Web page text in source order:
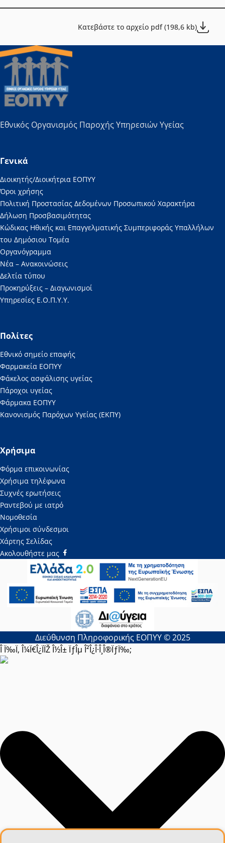
Κατεβάστε το αρχείο pdf (198,6 kb)
Εθνικός Οργανισμός Παροχής Υπηρεσιών Υγείας
Γενικά
Διοικητής/Διοικήτρια ΕΟΠΥΥ
Όροι χρήσης
Πολιτική Προστασίας Δεδομένων Προσωπικού Χαρακτήρα
Δήλωση Προσβασιμότητας
Κώδικας Ηθικής και Επαγγελματικής Συμπεριφοράς Υπαλλήλων
του Δημόσιου Τομέα
Οργανόγραμμα
Νέα – Ανακοινώσεις
Δελτία τύπου
Προκηρύξεις – Διαγωνισμοί
Υπηρεσίες Ε.Ο.Π.Υ.Υ.
Πολίτες
Εθνικό σημείο επαφής
Φαρμακεία ΕΟΠΥΥ
Φάκελος ασφάλισης υγείας
Πάροχοι υγείας
Φάρμακα ΕΟΠΥΥ
Κανονισμός Παρόχων Υγείας (ΕΚΠΥ)
Χρήσιμα
Φόρμα επικοινωνίας
Χρήσιμα τηλέφωνα
Συχνές ερωτήσεις
Ραντεβού με ιατρό
Νομοθεσία
Χρήσιμοι σύνδεσμοι
Χάρτης Σελίδας
Ακολουθήστε μας
Διεύθυνση Πληροφορικής ΕΟΠΥΥ © 2025
Î Ï‰Ï‚ Î¼Ï€Î¿ÏÏŽ Î½Î± ÏƒÎµ Î²Î¿Î·Î¸Î®ÏƒÏ‰;